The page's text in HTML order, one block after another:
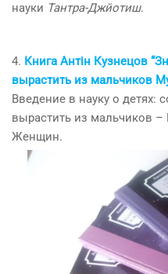
науки Тантра-Джйотиш.
4. Книга Антін Кузнецов
вырастить из мальчиков
Введение в науку о детях:
вырастить из мальчиков
Женщин.